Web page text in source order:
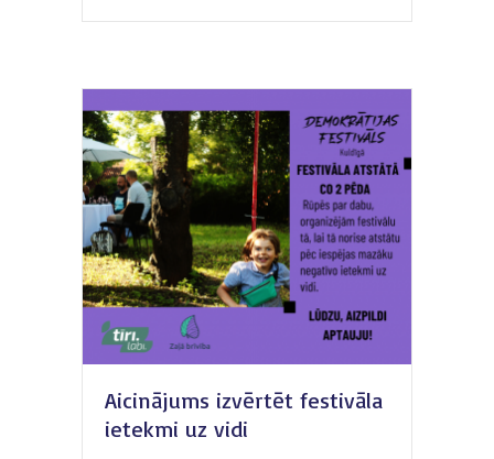
Aicinājums izvērtēt festivāla
ietekmi uz vidi